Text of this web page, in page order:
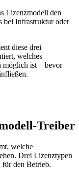
Lizenzmodell den
bei Infrastruktur oder
diese drei
welches
möglich ist – bevor
Treiber
welche
Drei Lizenztypen
für den Betrieb.